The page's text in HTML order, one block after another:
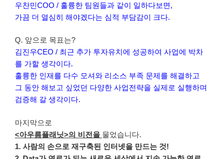
우찬민COO / 훌륭한 팀원들과 같이 일하다보면,
가끔 더 열심히 해야겠다는 심적 부담감이 크다.
Q. 앞으로 목표는?
김진우CEO / 최근 추가 투자유치에 성공하여 사업에 박차
를 가할 생각이다.
훌륭한 인재를 다수 모셔와 리소스 부족 문제를 해결하고
그 동안 해보고 싶었던 다양한 사업전략을 실제로 실행하며
검증해 갈 생각이다.
마지막으로
<아우름플래닛>의 비전을 물었습니다.
1. 사람의 손으로 재구축된 인터넷을 만드는 것!